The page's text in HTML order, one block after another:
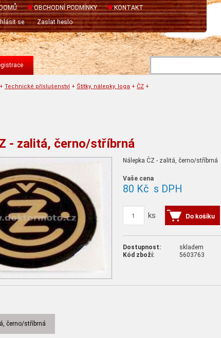
OBCHODNÍ PODMÍNKY
KONTAKT
se
Zaslat heslo
+ Technické příslušenství + Štítky, nálepky, loga + ČZ +
- zalitá, černo/stříbrná
Nálepka ČZ - zalitá, černo/stříbrná
Vaše cena
80 Kč s DPH
ks Do košíku
Dostupnost:
skladem
Kód zboží:
5603763
černo/stříbrná